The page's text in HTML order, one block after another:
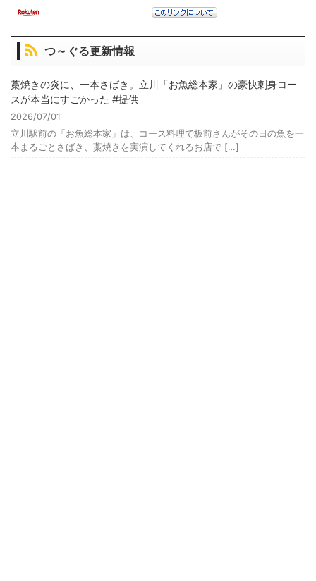
つ～ぐる更新情報
藁焼きの炎に、一本さばき。立川「お魚総本家」の豪快刺身コー
スが本当にすごかった #提供
2026/07/01
立川駅前の「お魚総本家」は、コース料理で板前さんがその日の魚を一
本まるごとさばき、藁焼きを実演してくれるお店で […]